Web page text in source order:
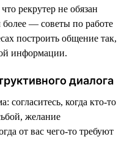
рекрутер не обязан
более — советы по работе
построить общение так,
информации.
диалога
согласитесь, когда кто-то
желание
от вас чего-то требуют